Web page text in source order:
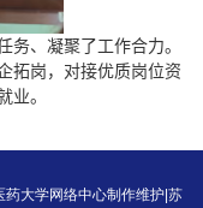
务、凝聚了工作合力。
拓岗，对接优质岗位资
业。
大学网络中心制作维护|苏